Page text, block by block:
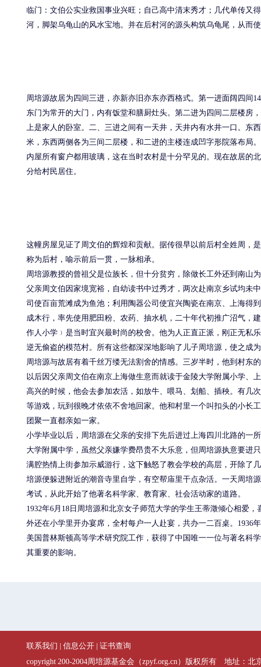
临门：文伯公实业救国事业兴旺；自己高中清末秀才；几代单传又
河，脚架乌龟山的风水宝地。并在后村河的源头构筑乌龟尾，从而
周培源故居为四间三进，亦新亦旧亦东亦西格式。第一进面阔四间
东门为常开的大门，内有饭堂和膳厨灶头。第二进为四间二层楼房
上是家人的卧室。二、三进之间有一天井，天井内有水井一口。
米，东西两侧各为三间二层楼，和二进的主楼连成凹字形院落布局
内屋所有窗户都用玻璃，这在当时农村是十分罕见的。现在故居的
分给村民居住。
这幢房屋见证了周文伯的辉煌和贡献。据传很早以前后村全姓周，
称为后村，喻示前后一贯，一脉相承。
周培源教授的曾祖父是位族长，但十分贫穷，除做长工外还到南山
父亲周文伯因家境宽裕，自幼读书中过秀才，两次赴南京乡试均未
司使百亩荒滩成为鱼池；利用陶器公司使宜兴陶瓷在南京、上海得
成木行，率先使用肥田粉、农药、抽水机，二十年代初推广沼气，
作人小学﹚是当时宜兴最时尚的校舍。他为人正直正派，刚正无私
逆无偷盗的模范村。所有这些都深深地影响了儿子周培源，使之成为
周培源与故居有着千丝万缕无法割舍的情感。三岁半时，他到村
以后因父亲周文伯在南京上海做生意而就读于金陵大学附属小学
高兴的时候，他会去参加农活，如放牛、喂马、划船、插秧。有几
等游戏，玩到很晚才依依不舍地回家。他和村里一个叫扣头的小长
团聚一直都亲如一家。
小学毕业以后，周培源在父亲的安排下先后进过上海四川北路的一
大学附属中学，虽然父亲嫌学费昂贵不大乐意，但周培源执意要进
满腔热情上街参加示威游行，这下触怒了教会学校的高层，开除了
培源便躲进附近的潮音寺里自学，有空帮庙里干点杂活。一天周培
考试，从此开始了他著名科学家、教育家、社会活动家的道路。
1932年6月18日周培源和北京女子师范大学的学生王蒂澂倾心相爱
外还在小学里开办宴席，全村每户一人赴宴，共办一二百桌。1936
美国普林斯顿高等学术研究院工作，获得了中国唯一一位与著名科
其重要的影响。
联系我们 | 信息公开| 证书查询
copyright 200-2004周培源基金会（zpyf.org.cn）版权所有 地址：北